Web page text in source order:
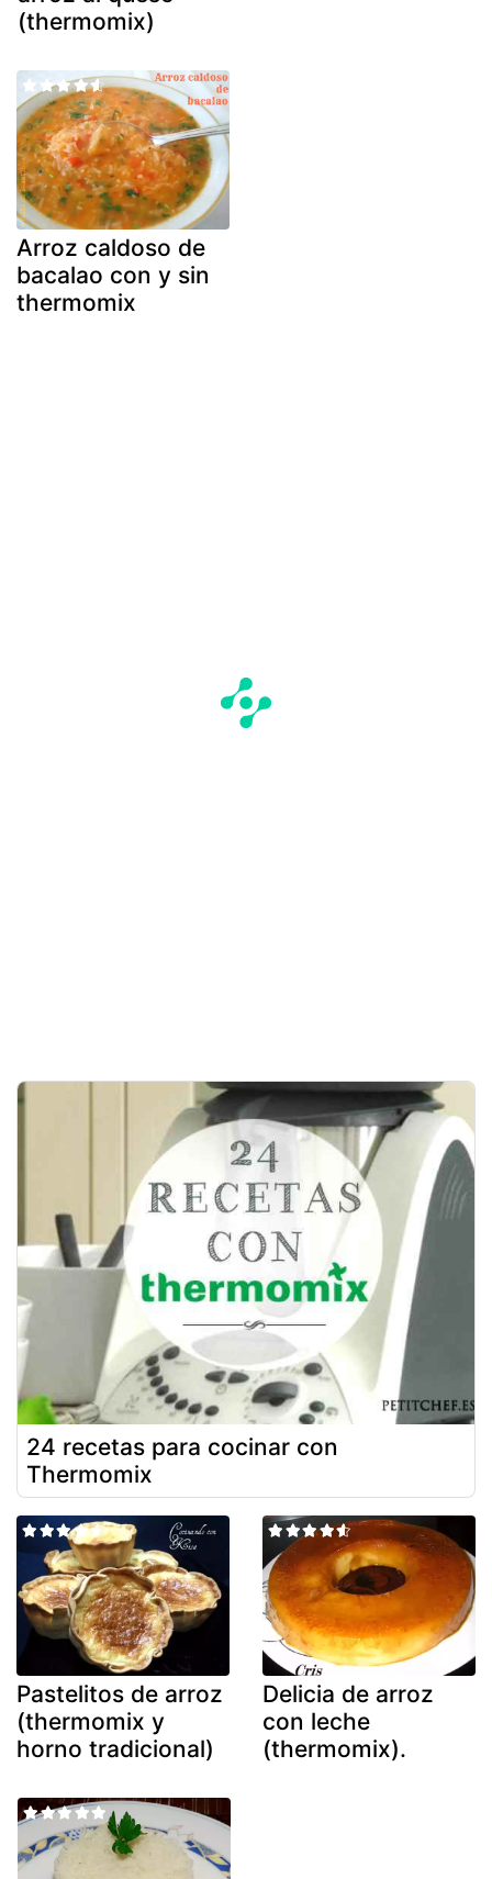
(thermomix)
Arroz caldoso de
bacalao con y sin
thermomix
24 recetas para cocinar con
Thermomix
Pastelitos de arroz
(thermomix y
horno tradicional)
Delicia de arroz
con leche
(thermomix).